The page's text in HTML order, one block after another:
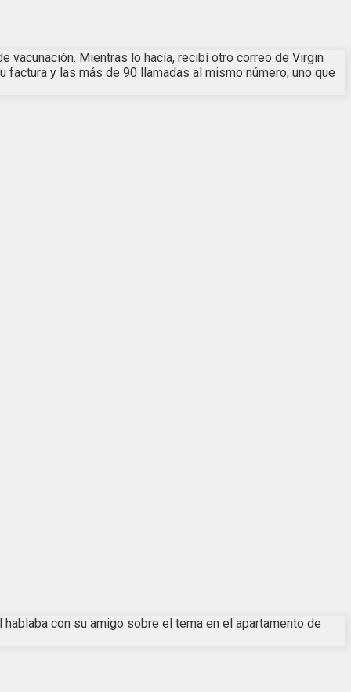
vacunación. Mientras lo hacía, recibí otro correo de Virgin
y las más de 90 llamadas al mismo número, uno que
con su amigo sobre el tema en el apartamento de